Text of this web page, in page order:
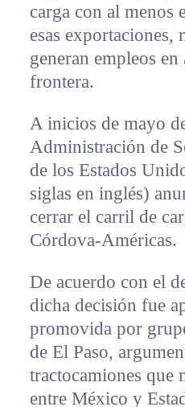
carga con al menos
esas exportaciones,
generan empleos
frontera.
A inicios de mayo
Administración de
de los Estados
siglas en inglés)
cerrar el carril de
Córdova-Américas.
De acuerdo con el
dicha decisión fue
promovida por
de El Paso,
tractocamiones que
entre México y